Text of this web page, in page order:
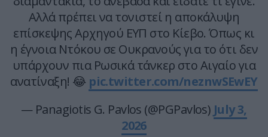
Αλλά πρέπει να τονιστεί η αποκάλυψη
επίσκεψης Αρχηγού ΕΥΠ στο Κίεβο. Όπως κι
η έγνοια Ντόκου σε Ουκρανούς για το ότι δεν
υπάρχουν πια Ρωσικά τάνκερ στο Αιγαίο για
ανατίναξη! 😂 pic.twitter.com/neznwSEwEY
— Panagiotis G. Pavlos (@PGPavlos) July 3,
2026